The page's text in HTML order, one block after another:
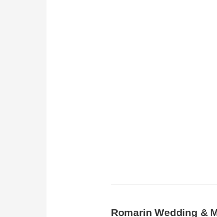
Romarin Wedding &